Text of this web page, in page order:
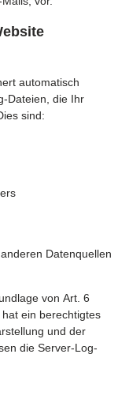
automatisch
Dateien, die Ihr
sind:
Datenquellen
von Art. 6
ein berechtigtes
und der
die Server-Log-